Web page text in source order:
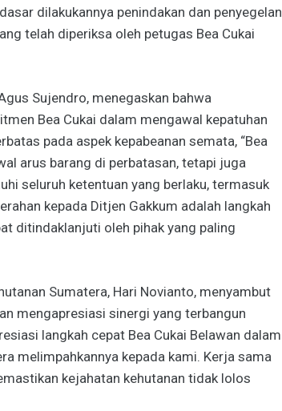
dilakukannya penindakan dan penyegelan
telah diperiksa oleh petugas Bea Cukai
Sujendro, menegaskan bahwa
Bea Cukai dalam mengawal kepatuhan
pada aspek kepabeanan semata, “Bea
arus barang di perbatasan, tetapi juga
seluruh ketentuan yang berlaku, termasuk
kepada Ditjen Gakkum adalah langkah
ditindaklanjuti oleh pihak yang paling
Sumatera, Hari Novianto, menyambut
mengapresiasi sinergi yang terbangun
langkah cepat Bea Cukai Belawan dalam
melimpahkannya kepada kami. Kerja sama
kejahatan kehutanan tidak lolos